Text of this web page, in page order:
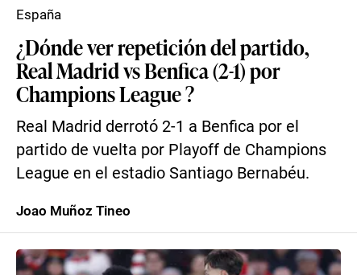
¿Dónde ver repetición del partido,
Real Madrid vs Benfica (2-1) por
Champions League ?
Real Madrid derrotó 2-1 a Benfica por el
partido de vuelta por Playoff de Champions
League en el estadio Santiago Bernabéu.
España
Joao Muñoz Tineo